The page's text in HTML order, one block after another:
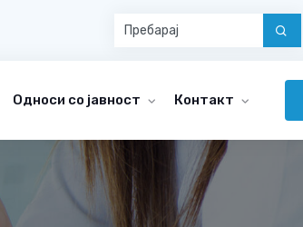
Односи со јавност Контакт